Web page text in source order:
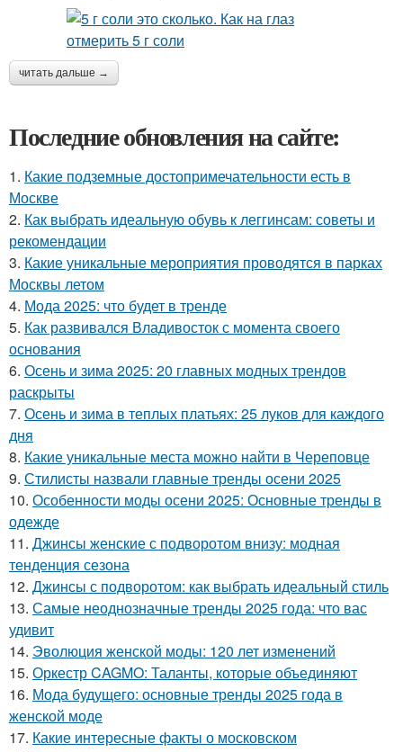
читать дальше →
Последние обновления на сайте:
1. Какие подземные достопримечательности есть в
Москве
2. Как выбрать идеальную обувь к леггинсам: советы и
рекомендации
3. Какие уникальные мероприятия проводятся в парках
Москвы летом
4. Мода 2025: что будет в тренде
5. Как развивался Владивосток с момента своего
основания
6. Осень и зима 2025: 20 главных модных трендов
раскрыты
7. Осень и зима в теплых платьях: 25 луков для каждого
дня
8. Какие уникальные места можно найти в Череповце
9. Стилисты назвали главные тренды осени 2025
10. Особенности моды осени 2025: Основные тренды в
одежде
11. Джинсы женские с подворотом внизу: модная
тенденция сезона
12. Джинсы с подворотом: как выбрать идеальный стиль
13. Самые неоднозначные тренды 2025 года: что вас
удивит
14. Эволюция женской моды: 120 лет изменений
15. Оркестр CAGMO: Таланты, которые объединяют
16. Мода будущего: основные тренды 2025 года в
женской моде
17. Какие интересные факты о московском